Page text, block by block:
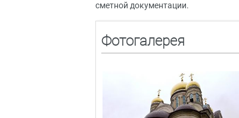
сметной документации.
Фотогалерея